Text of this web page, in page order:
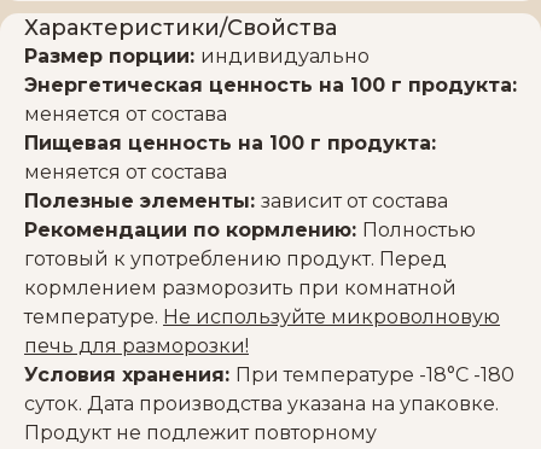
Характеристики/Свойства
Размер порции: индивидуально
Энергетическая ценность на 100 г продукта:
меняется от состава
Пищевая ценность на 100 г продукта:
меняется от состава
Полезные элементы: зависит от состава
Рекомендации по кормлению: Полностью
готовый к употреблению продукт. Перед
кормлением разморозить при комнатной
температуре. Не используйте микроволновую
печь для разморозки!
Условия хранения: При температуре -18°С -180
суток. Дата производства указана на упаковке.
Продукт не подлежит повторному